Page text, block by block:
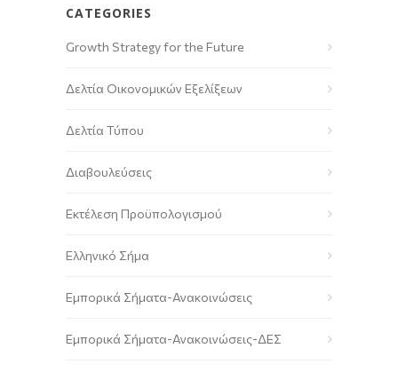
CATEGORIES
Growth Strategy for the Future
Δελτία Οικονομικών Εξελίξεων
Δελτία Τύπου
Διαβουλεύσεις
Εκτέλεση Προϋπολογισμού
Ελληνικό Σήμα
Εμπορικά Σήματα-Ανακοινώσεις
Εμπορικά Σήματα-Ανακοινώσεις-ΔΕΣ